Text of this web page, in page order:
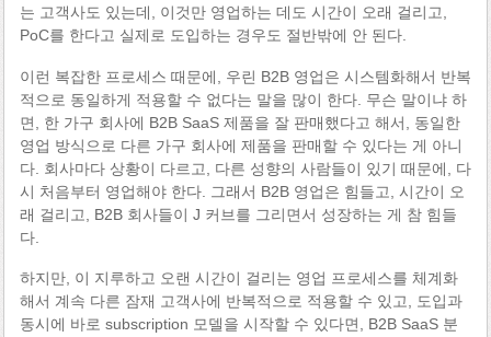
는 고객사도 있는데, 이것만 영업하는 데도 시간이 오래 걸리고,
PoC를 한다고 실제로 도입하는 경우도 절반밖에 안 된다.
이런 복잡한 프로세스 때문에, 우린 B2B 영업은 시스템화해서 반복
적으로 동일하게 적용할 수 없다는 말을 많이 한다. 무슨 말이냐 하
면, 한 가구 회사에 B2B SaaS 제품을 잘 판매했다고 해서, 동일한
영업 방식으로 다른 가구 회사에 제품을 판매할 수 있다는 게 아니
다. 회사마다 상황이 다르고, 다른 성향의 사람들이 있기 때문에, 다
시 처음부터 영업해야 한다. 그래서 B2B 영업은 힘들고, 시간이 오
래 걸리고, B2B 회사들이 J 커브를 그리면서 성장하는 게 참 힘들
다.
하지만, 이 지루하고 오랜 시간이 걸리는 영업 프로세스를 체계화
해서 계속 다른 잠재 고객사에 반복적으로 적용할 수 있고, 도입과
동시에 바로 subscription 모델을 시작할 수 있다면, B2B SaaS 분